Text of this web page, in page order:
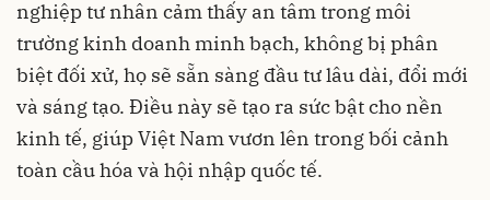
nghiệp tư nhân cảm thấy an tâm trong môi
trường kinh doanh minh bạch, không bị phân
biệt đối xử, họ sẽ sẵn sàng đầu tư lâu dài, đổi mới
và sáng tạo. Điều này sẽ tạo ra sức bật cho nền
kinh tế, giúp Việt Nam vươn lên trong bối cảnh
toàn cầu hóa và hội nhập quốc tế.